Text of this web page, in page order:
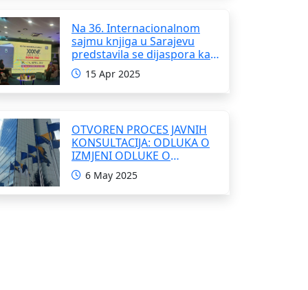
Na 36. Internacionalnom
sajmu knjiga u Sarajevu
predstavila se dijaspora kao
i domaći pisci i umjetnici
15 Apr 2025
OTVOREN PROCES JAVNIH
KONSULTACIJA: ODLUKA O
IZMJENI ODLUKE O
FORMIRANJU
INTERRESORNE RADNE
GRUPE ZA IZRADU
6 May 2025